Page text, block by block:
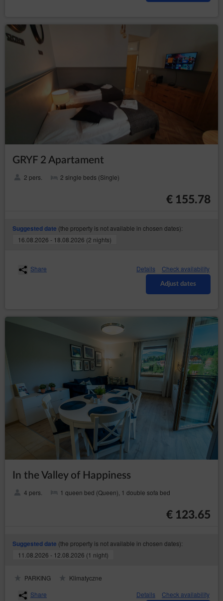
GRYF 2 Apartament
2 pers. 2 single beds (Single)
€ 155.78
Suggested date (the property is not available in chosen dates):
16.08.2026 - 18.08.2026 (2 nights)
Share Details Check availability
Adjust dates
In the Valley of Happiness
4 pers. 1 queen bed (Queen), 1 double sofa bed
€ 123.65
Suggested date (the property is not available in chosen dates):
11.08.2026 - 12.08.2026 (1 night)
PARKING
Klimatyczne
Share
Details Check availability